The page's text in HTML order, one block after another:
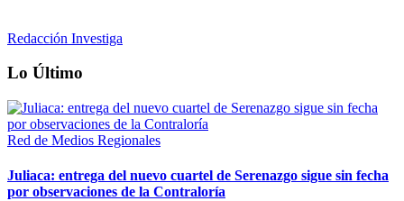
Redacción Investiga
Lo Último
Red de Medios Regionales
Juliaca: entrega del nuevo cuartel de Serenazgo sigue sin fecha
por observaciones de la Contraloría